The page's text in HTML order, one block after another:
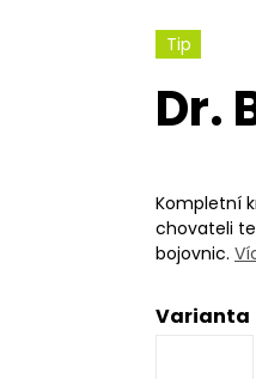
Tip
Dr.
Kompletní
chovateli
bojovnic.
Varianta